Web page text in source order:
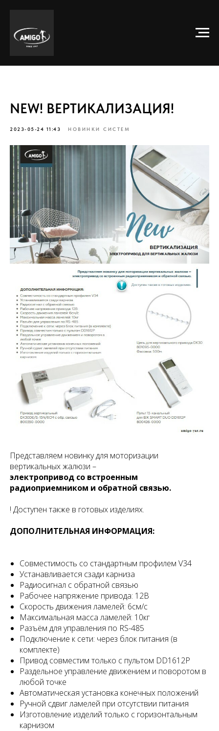
NEW! ВЕРТИКАЛИЗАЦИЯ!
2023-05-24 11:43 НОВИНКИ СИСТЕМ
Представляем новинку для моторизации
вертикальных жалюзи –
электропривод со встроенным
радиоприемником и обратной связью.
! Доступен также в готовых изделиях.
ДОПОЛНИТЕЛЬНАЯ ИНФОРМАЦИЯ:
Совместимость со стандартным профилем V34
Устанавливается сзади карниза
Радиосигнал с обратной связью
Рабочее напряжение привода: 12В
Скорость движения ламелей: 6см/с
Максимальная масса ламелей: 10кг
Разъём для управления по RS-485
Подключение к сети: через блок питания (в
комплекте)
Привод совместим только с пультом DD1612P
Раздельное управление движением и поворотом в
любой точке
Автоматическая установка конечных положений
Ручной сдвиг ламелей при отсутствии питания
Изготовление изделий только с горизонтальным
карнизом